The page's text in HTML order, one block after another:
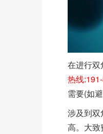
在进行双
热线
需要(如
涉及到
高。大致